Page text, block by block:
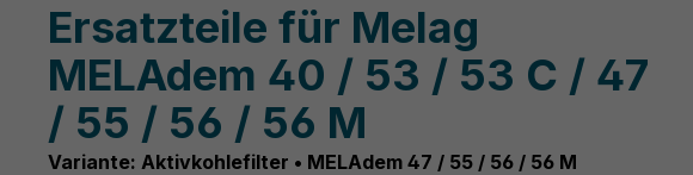
Ersatzteile für Melag
MELAdem 40 / 53 / 53 C / 47
/ 55 / 56 / 56 M
Variante: Aktivkohlefilter • MELAdem 47 / 55 / 56 / 56 M